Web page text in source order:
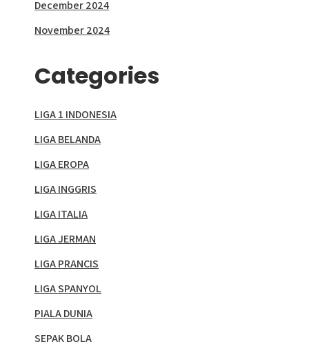
December 2024
November 2024
Categories
LIGA 1 INDONESIA
LIGA BELANDA
LIGA EROPA
LIGA INGGRIS
LIGA ITALIA
LIGA JERMAN
LIGA PRANCIS
LIGA SPANYOL
PIALA DUNIA
SEPAK BOLA